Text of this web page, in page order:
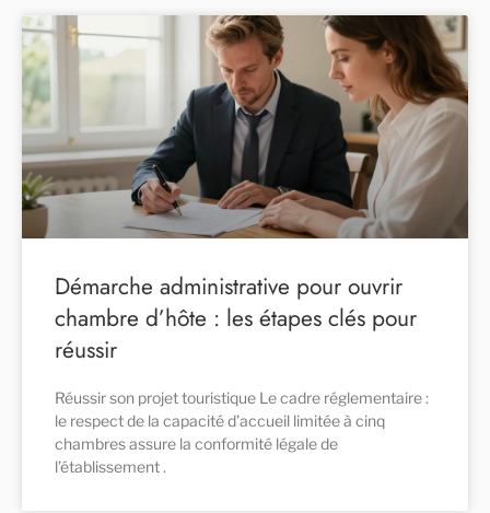
Démarche administrative pour ouvrir
chambre d’hôte : les étapes clés pour
réussir
Réussir son projet touristique Le cadre réglementaire :
le respect de la capacité d’accueil limitée à cinq
chambres assure la conformité légale de
l’établissement .